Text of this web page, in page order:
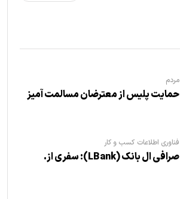
مردم
حمایت پلیس از معترضان مسالمت آمیز
فناوری اطلاعات کسب و کار
صرافی ال بانک (LBank): سفری از.